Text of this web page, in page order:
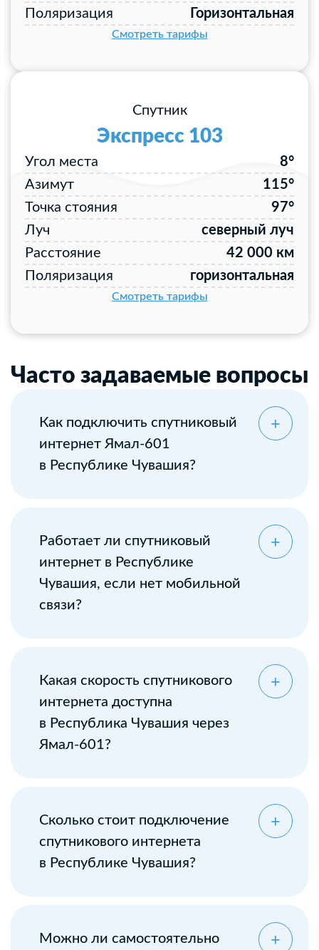
Поляризация
Горизонтальная
Смотреть тарифы
Спутник
Экспресс 103
Угол места
8°
Азимут
115°
Точка стояния
97°
Луч
северный луч
Расстояние
42 000 км
Поляризация
горизонтальная
Смотреть тарифы
Часто задаваемые вопросы
Как подключить спутниковый
интернет Ямал-601
в Республике Чувашия?
Работает ли спутниковый
интернет в Республике
Чувашия, если нет мобильной
связи?
Какая скорость спутникового
интернета доступна
в Республика Чувашия через
Ямал-601?
Сколько стоит подключение
спутникового интернета
в Республике Чувашия?
Можно ли самостоятельно